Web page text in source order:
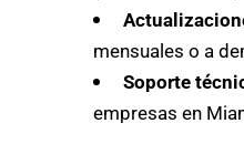
mensuales o a
Soporte
empresas en